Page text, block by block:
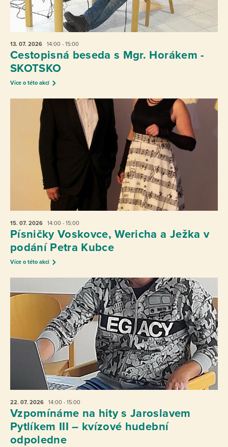
13. 07. 2026 14:00 - 15:00
Cestopisná beseda s Mgr. Horákem -
SKOTSKO
Více o této akci
15. 07. 2026 14:00 - 15:00
Písničky Voskovce, Wericha a Ježka v
podání Petra Kubce
Více o této akci
22. 07. 2026 14:00 - 15:00
Vzpomínáme na hity s Jaroslavem
Pytlíkem III – kvízové hudební
odpoledne